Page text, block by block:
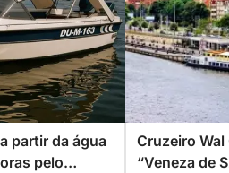
partir da água
pelo
Cruzeiro
“Veneza de